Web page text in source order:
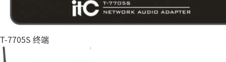
T-7705S 终端